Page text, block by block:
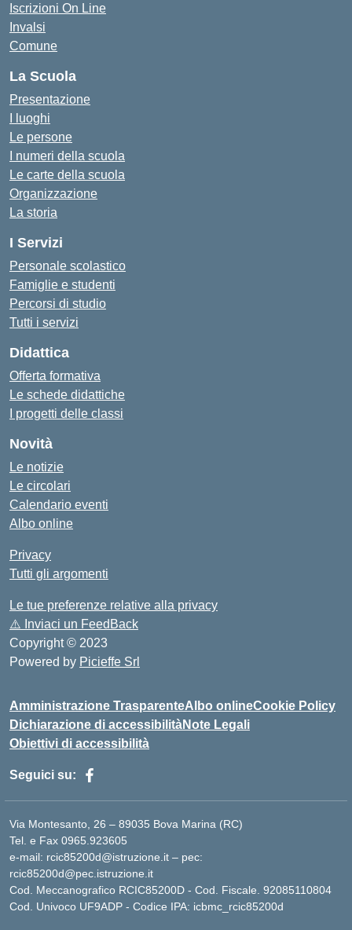
Iscrizioni On Line
Invalsi
Comune
La Scuola
Presentazione
I luoghi
Le persone
I numeri della scuola
Le carte della scuola
Organizzazione
La storia
I Servizi
Personale scolastico
Famiglie e studenti
Percorsi di studio
Tutti i servizi
Didattica
Offerta formativa
Le schede didattiche
I progetti delle classi
Novità
Le notizie
Le circolari
Calendario eventi
Albo online
Privacy
Tutti gli argomenti
Le tue preferenze relative alla privacy
⚠️ Inviaci un FeedBack
Copyright © 2023
Powered by Picieffe Srl
Amministrazione TrasparenteAlbo onlineCookie Policy
Dichiarazione di accessibilitàNote Legali
Obiettivi di accessibilità
Seguici su:
Via Montesanto, 26 – 89035 Bova Marina (RC)
Tel. e Fax 0965.923605
e-mail: rcic85200d@istruzione.it – pec:
rcic85200d@pec.istruzione.it
Cod. Meccanografico RCIC85200D - Cod. Fiscale. 92085110804
Cod. Univoco UF9ADP - Codice IPA: icbmc_rcic85200d